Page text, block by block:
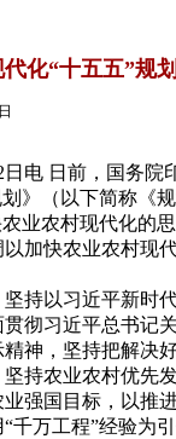
化“十五五”规划
日
日前，国务院
》（以下简称《
业农村现代化的
加快农业农村现
以习近平新时代
彻习近平总书记
神，坚持把解决
持农业农村优先
强国目标，以推
千万工程”经验为